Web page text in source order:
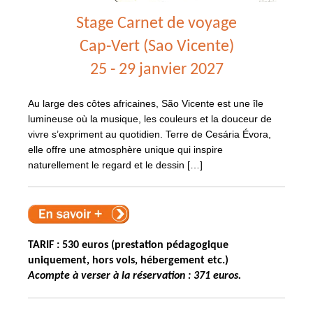
Stage Carnet de voyage
Cap-Vert (Sao Vicente)
25 - 29 janvier 2027
Au large des côtes africaines, São Vicente est une île
lumineuse où la musique, les couleurs et la douceur de
vivre s’expriment au quotidien. Terre de Cesária Évora,
elle offre une atmosphère unique qui inspire
naturellement le regard et le dessin […]
TARIF : 530 euros (prestation pédagogique
uniquement, hors vols, hébergement etc.)
Acompte à verser à la réservation : 371 euros.